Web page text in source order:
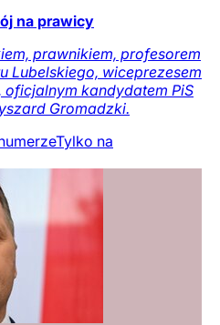
na prawicy
prawnikiem, profesorem
Lubelskiego, wiceprezesem
kandydatem PiS
Gromadzki.
Tylko na